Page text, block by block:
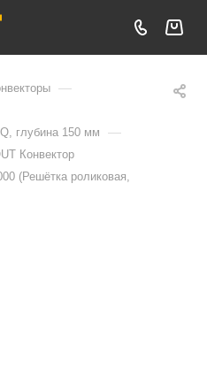
—
глубина 150 мм —
Конвектор
(Решётка роликовая,